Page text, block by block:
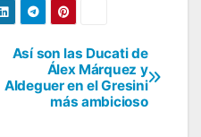
Así son las Ducati de
Álex Márquez y
Aldeguer en el Gresini
más ambicioso